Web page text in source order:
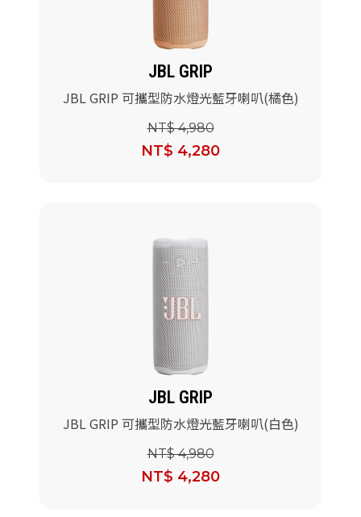
JBL GRIP
JBL GRIP 可攜型防水燈光藍牙喇叭(橘色)
NT$ 4,980
NT$ 4,280
JBL GRIP
JBL GRIP 可攜型防水燈光藍牙喇叭(白色)
NT$ 4,980
NT$ 4,280